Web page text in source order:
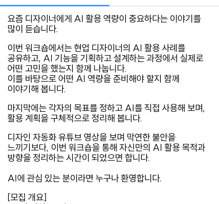
요즘 디자이너에게 AI 활용 역량이 중요하다는 이야기를
많이 듣습니다.
이번 워크숍에서는 현업 디자이너의 AI 활용 사례를
공유하고, AI 기능을 기획하고 설계하는 과정에서 실제로
어떤 고민을 했는지 함께 나눕니다.
이를 바탕으로 어떤 AI 역량을 준비해야 할지 함께
이야기해 봅니다.
마지막에는 각자의 목표를 정하고 AI를 직접 사용해 보며,
활용 계획을 구체적으로 정리해 봅니다.
디자인 자동화 유튜브 영상을 보며 막연한 불안을
느끼기보다, 이번 워크숍을 통해 자신만의 AI 활용 목적과
방향을 정리하는 시간이 되었으면 합니다.
AI에 관심 있는 분이라면 누구나 환영합니다.
[모집 개요]